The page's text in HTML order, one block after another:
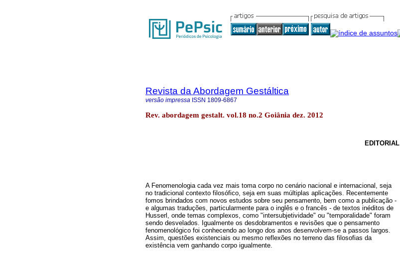
Revista da Abordagem Gestáltica
versão impressa ISSN 1809-6867
Rev. abordagem gestalt. vol.18 no.2 Goiânia dez. 2012
EDITORIAL
A Fenomenologia cada vez mais toma corpo no cenário nacional e internacional, seja
no tradicional contexto filosófico, seja em suas múltiplas aplicações. Recentemente
fomos brindados com novos estudos sobre seu pensamento, bem como a publicação -
e algumas traduções, particularmente para o inglês e o francês - de textos inéditos de
Husserl, onde temas complexos, como "intersubjetividade" ou "temporalidade" foram
sendo desvelados. Igualmente os desdobramentos e revisões que o pensamento
fenomenológico foi conhecendo ao longo dos anos desenvolvem-se a passos largos.
Assim, questões existenciais ou mesmo reflexões no terreno das filosofias da
existência vem ganhando corpo igualmente.